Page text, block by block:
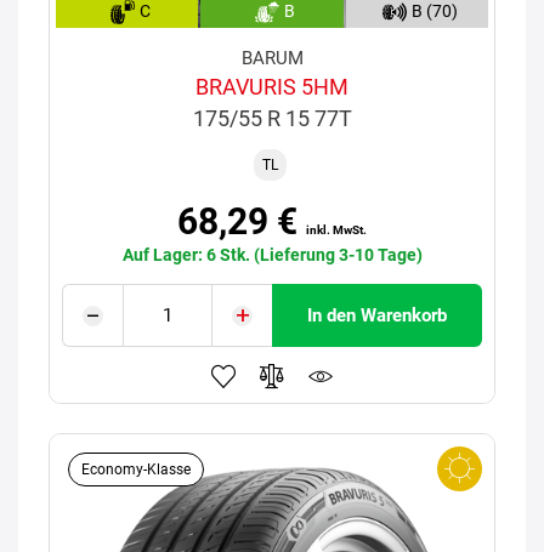
C B B (70)
BARUM
BRAVURIS 5HM
175/55 R 15 77T
TL
68,29 € inkl. MwSt.
Auf Lager: 6 Stk. (Lieferung 3-10 Tage)
In den Warenkorb
Economy-Klasse